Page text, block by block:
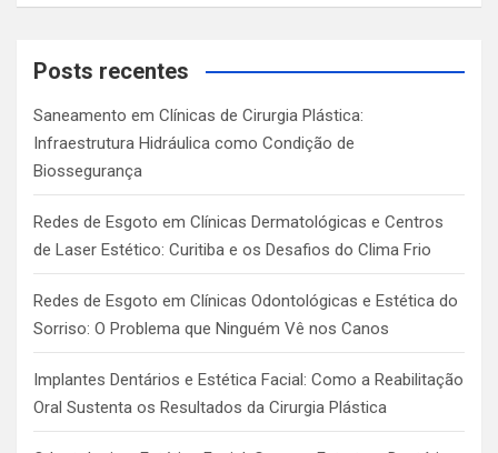
a
cPosts recentes
Saneamento em Clínicas de Cirurgia Plástica:
Infraestrutura Hidráulica como Condição de
Biossegurança
Redes de Esgoto em Clínicas Dermatológicas e Centros
de Laser Estético: Curitiba e os Desafios do Clima Frio
Redes de Esgoto em Clínicas Odontológicas e Estética do
Sorriso: O Problema que Ninguém Vê nos Canos
Implantes Dentários e Estética Facial: Como a Reabilitação
Oral Sustenta os Resultados da Cirurgia Plástica